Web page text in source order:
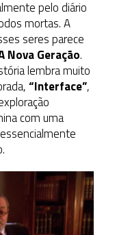
pelo diário
mortas. A
seres parece
Nova Geração.
lembra muito
“Interface”,
com uma